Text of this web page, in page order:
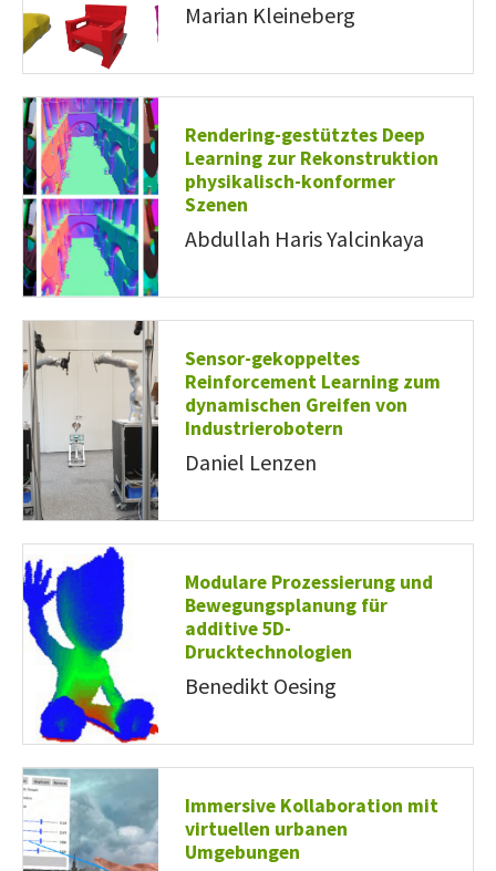
Marian Kleineberg
Rendering-gestütztes Deep
Learning zur Rekonstruktion
physikalisch-konformer
Szenen
Abdullah Haris Yalcinkaya
Sensor-gekoppeltes
Reinforcement Learning zum
dynamischen Greifen von
Industrierobotern
Daniel Lenzen
Modulare Prozessierung und
Bewegungsplanung für
additive 5D-
Drucktechnologien
Benedikt Oesing
Immersive Kollaboration mit
virtuellen urbanen
Umgebungen